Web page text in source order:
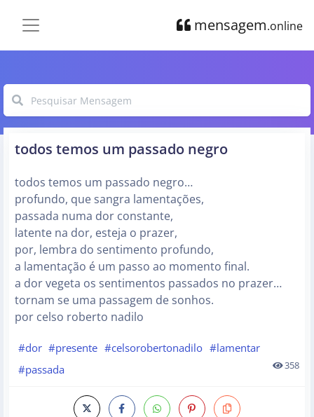
mensagem.online
todos temos um passado negro
todos temos um passado negro…
profundo, que sangra lamentações,
passada numa dor constante,
latente na dor, esteja o prazer,
por, lembra do sentimento profundo,
a lamentação é um passo ao momento final.
a dor vegeta os sentimentos passados no prazer…
tornam se uma passagem de sonhos.
por celso roberto nadilo
#dor #presente #celsorobertonadilo #lamentar
#passada
358